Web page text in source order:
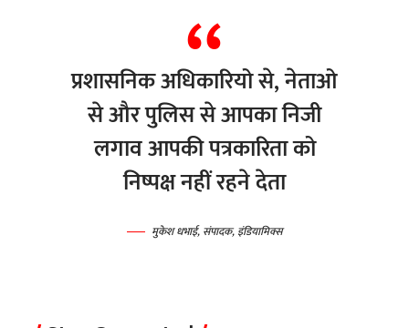
प्रशासनिक अधिकारियो से, नेताओ
से और पुलिस से आपका निजी
लगाव आपकी पत्रकारिता को
निष्पक्ष नहीं रहने देता
मुकेश धभाई, संपादक, इंडियामिक्स